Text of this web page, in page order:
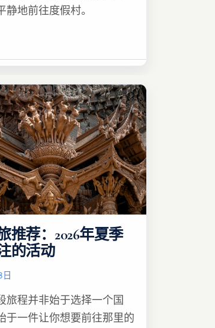
静地前往度假村。
推荐：2026年夏季
的活动
日
旅程并非始于选择一个国
于一件让你想要前往那里的